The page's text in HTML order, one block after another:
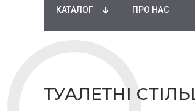
КАТАЛОГ ПРО НАС
ТУАЛЕТНІ